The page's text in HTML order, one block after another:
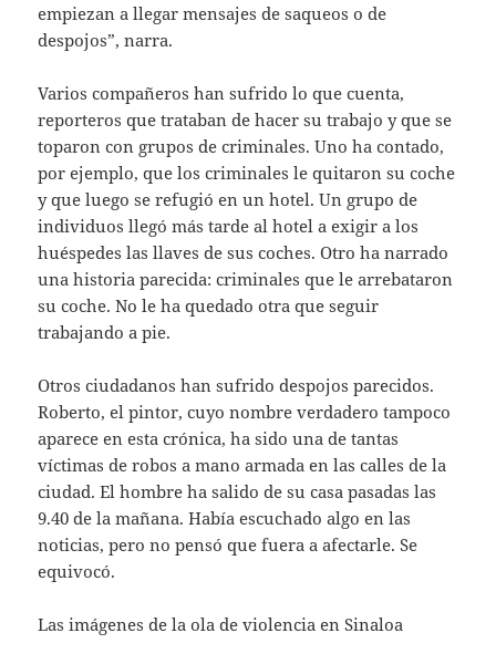
empiezan a llegar mensajes de saqueos o de
despojos”, narra.
Varios compañeros han sufrido lo que cuenta,
reporteros que trataban de hacer su trabajo y que se
toparon con grupos de criminales. Uno ha contado,
por ejemplo, que los criminales le quitaron su coche
y que luego se refugió en un hotel. Un grupo de
individuos llegó más tarde al hotel a exigir a los
huéspedes las llaves de sus coches. Otro ha narrado
una historia parecida: criminales que le arrebataron
su coche. No le ha quedado otra que seguir
trabajando a pie.
Otros ciudadanos han sufrido despojos parecidos.
Roberto, el pintor, cuyo nombre verdadero tampoco
aparece en esta crónica, ha sido una de tantas
víctimas de robos a mano armada en las calles de la
ciudad. El hombre ha salido de su casa pasadas las
9.40 de la mañana. Había escuchado algo en las
noticias, pero no pensó que fuera a afectarle. Se
equivocó.
Las imágenes de la ola de violencia en Sinaloa